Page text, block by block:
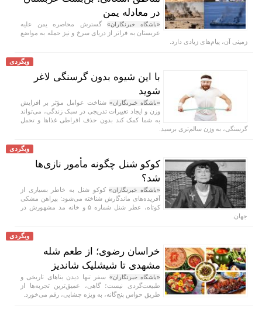
در معادله یمن
«باشگاه خبرنگاران» گسترش محاصره یمن علیه
عربستان به فراتر از دریای سرخ و نیز حمله به مواضع
زمینی آن، پیام‌های زیادی دارد.
وبگردی
با این شیوه بدون گرسنگی لاغر
شوید
«باشگاه خبرنگاران» شناخت عوامل مؤثر بر افزایش
وزن و ایجاد تغییرات تدریجی در سبک زندگی، می‌تواند
به شما کمک کند بدون حذف افراطی غذا‌ها و تحمل
گرسنگی، به وزن سالم‌تری برسید.
وبگردی
کوکو شنل چگونه مأمور نازی‌ها
شد؟
«باشگاه خبرنگاران»کوکو شنل به خاطر بسیاری از
آفریده‌های ماندگارش شناخته می‌شود: پیراهن مشکی
کوتاه، عطر شنل شماره ۵ و خانه مد مشهورش در
جهان.
وبگردی
خراسان رضوی؛ از طعم شله
مشهدی تا شیشلیک شاندیز
«باشگاه خبرنگاران» سفر تنها دیدن بنا‌های تاریخی و
طبیعت‌گردی نیست؛ گاهی، عمیق‌ترین تجربه‌ها از
طریق حواس پنج‌گانه، به ویژه چشایی، رقم می‌خورد.